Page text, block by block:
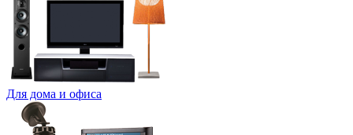
Для дома и офиса